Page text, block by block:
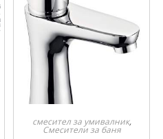
смесител за умивалник,
Смесители за баня